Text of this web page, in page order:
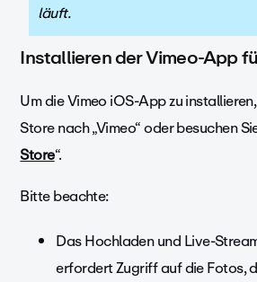
läuft.
Installieren der Vimeo-App
Um die Vimeo iOS-App zu
Store nach „Vimeo“ oder besuchen
Store“.
Bitte beachte:
Das Hochladen und Live-
erfordert Zugriff auf die Fotos,